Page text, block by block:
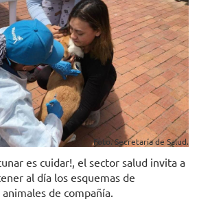
Foto. Secretaría de Salud.
es cuidar!, el sector salud invita a
al día los esquemas de
de compañía.